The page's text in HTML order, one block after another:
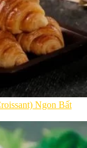
Ngon Bất